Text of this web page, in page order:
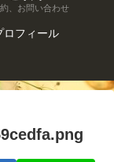
、お問い合わせ
ロフィール